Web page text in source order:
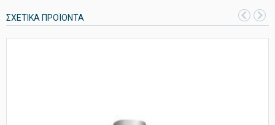
ΣΧΕΤΙΚΆ ΠΡΟΪΌΝΤΑ